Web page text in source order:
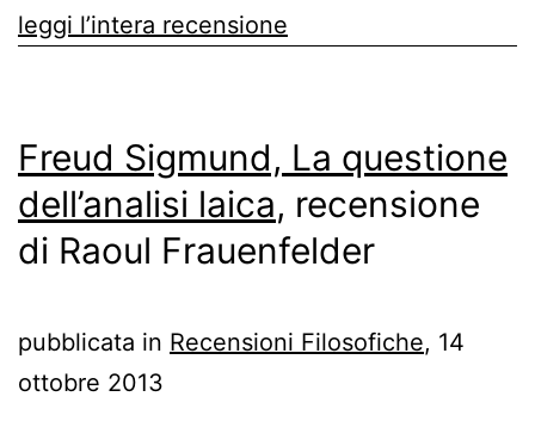
leggi l’intera recensione
Freud Sigmund, La questione
dell’analisi laica, recensione
di Raoul Frauenfelder
pubblicata in Recensioni Filosofiche, 14
ottobre 2013